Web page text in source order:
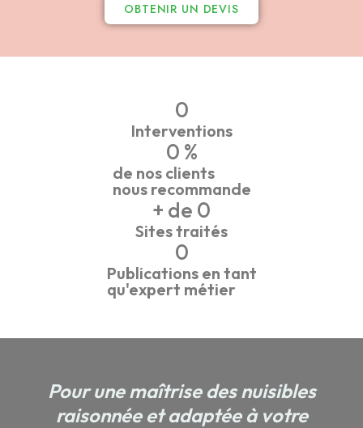
OBTENIR UN DEVIS
Interventions
0
de nos clients
nous recommande
0 %
Sites traités
+ de 0
Publications en tant
qu'expert métier
0
Pour une maîtrise des nuisibles
raisonnée et adaptée à votre